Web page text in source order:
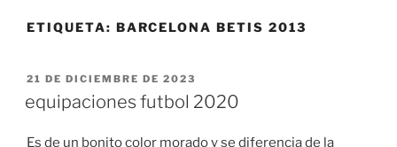
ETIQUETA: BARCELONA BETIS 2013
PUBLICADO
21 DE DICIEMBRE DE 2023
equipaciones futbol 2020
Es de un bonito color morado y se diferencia de la